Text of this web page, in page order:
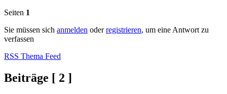
Seiten 1
Sie müssen sich anmelden oderregistrieren, um eine Antwort zu
verfassen
RSS Thema Feed
Beiträge [ 2 ]